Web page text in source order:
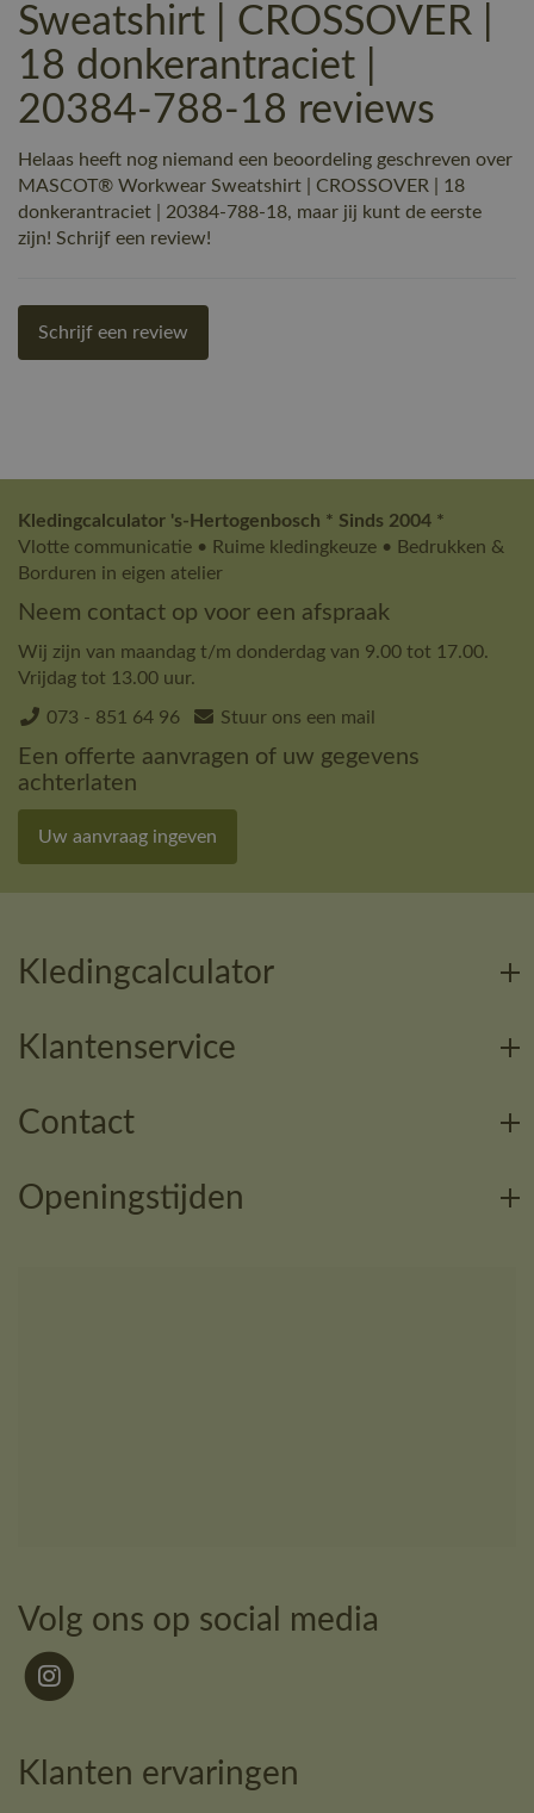
Sweatshirt | CROSSOVER |
18 donkerantraciet |
20384-788-18 reviews
Helaas heeft nog niemand een beoordeling geschreven over
MASCOT® Workwear Sweatshirt | CROSSOVER | 18
donkerantraciet | 20384-788-18, maar jij kunt de eerste
zijn! Schrijf een review!
Schrijf een review
Kledingcalculator 's-Hertogenbosch * Sinds 2004 *
Vlotte communicatie • Ruime kledingkeuze • Bedrukken &
Borduren in eigen atelier
Neem contact op voor een afspraak
Wij zijn van maandag t/m donderdag van 9.00 tot 17.00.
Vrijdag tot 13.00 uur.
073 - 851 64 96 Stuur ons een mail
Een offerte aanvragen of uw gegevens
achterlaten
Uw aanvraag ingeven
Kledingcalculator
Klantenservice
Contact
Openingstijden
Volg ons op social media
Klanten ervaringen